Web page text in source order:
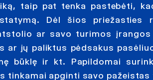
taip pat tenka pastebėti,
Dėl šios priežasties
ar savo turimos
ar jų paliktus pėdsakus
būklę ir kt. Papildomai
tinkamai apginti savo pažeistas